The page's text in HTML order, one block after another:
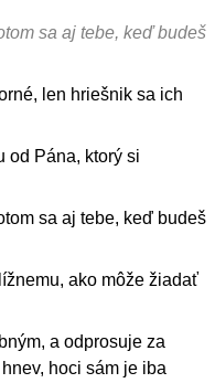
sa aj tebe, keď budeš
len hriešnik sa ich
od Pána, ktorý si
sa aj tebe, keď budeš
ako môže žiadať
a odprosuje za
hoci sám je iba